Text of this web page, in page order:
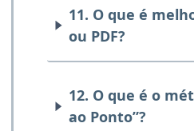
11. O que é
ou PDF?
12. O que é o
ao Ponto”?